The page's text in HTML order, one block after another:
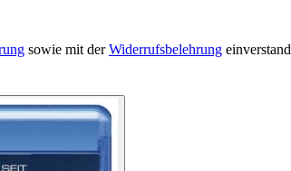
sowie mit derWiderrufsbelehrung